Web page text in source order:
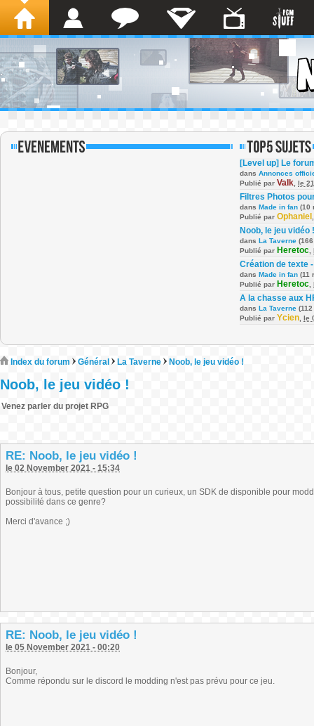
[Level up] Le
dans Annonces
Publié par Valk le
Filtres Photos
dans Made in fan (10
Publié par Ophaniel
Noob, le jeu vidéo !
dans La Taverne
Publié par Heretoc
Création de texte
dans Made in fan (11
Publié par Heretoc
A la chasse aux
dans La Taverne
Publié par Ycien le
Index du forum Général La Taverne Noob, le jeu vidéo !
Noob, le jeu vidéo !
Venez parler du projet RPG
RE: Noob, le jeu vidéo !
le 02 November 2021 - 15:34
Bonjour à tous, petite question pour un curieux, un SDK de disponible pour
possibilité dans ce genre?
Merci d'avance ;)
RE: Noob, le jeu vidéo !
le 05 November 2021 - 00:20
Bonjour,
Comme répondu sur le discord le modding n'est pas prévu pour ce jeu.